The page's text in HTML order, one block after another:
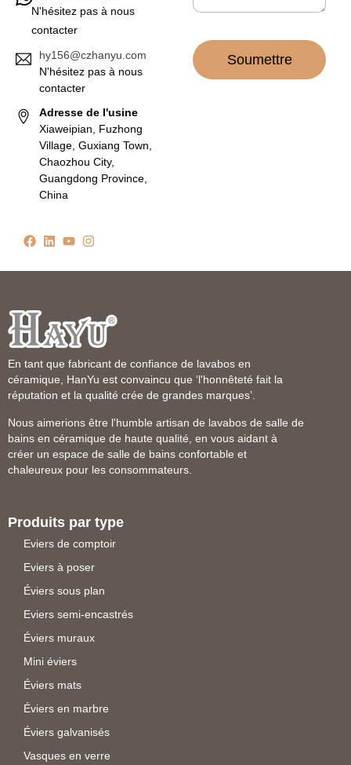
N'hésitez pas à nous
contacter
hy156@czhanyu.com
N'hésitez pas à nous
contacter
Adresse de l'usine
Xiaweipian, Fuzhong
Village, Guxiang Town,
Chaozhou City,
Guangdong Province,
China
Soumettre
En tant que fabricant de confiance de lavabos en
céramique, HanYu est convaincu que ‘l'honnêteté fait la
réputation et la qualité crée de grandes marques’.
Nous aimerions être l'humble artisan de lavabos de salle de
bains en céramique de haute qualité, en vous aidant à
créer un espace de salle de bains confortable et
chaleureux pour les consommateurs.
Produits par type
Eviers de comptoir
Eviers à poser
Éviers sous plan
Eviers semi-encastrés
Éviers muraux
Mini éviers
Éviers mats
Éviers en marbre
Éviers galvanisés
Vasques en verre